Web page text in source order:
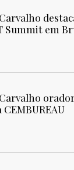
Summit em